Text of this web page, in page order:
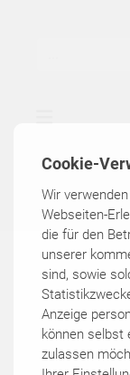
GALERIE
KÜNSTLER
KATALOGE
Cookie-
Wir
Webseiten-
die für den
unserer
sind, sowie
Anzeige
können selbst
zulassen